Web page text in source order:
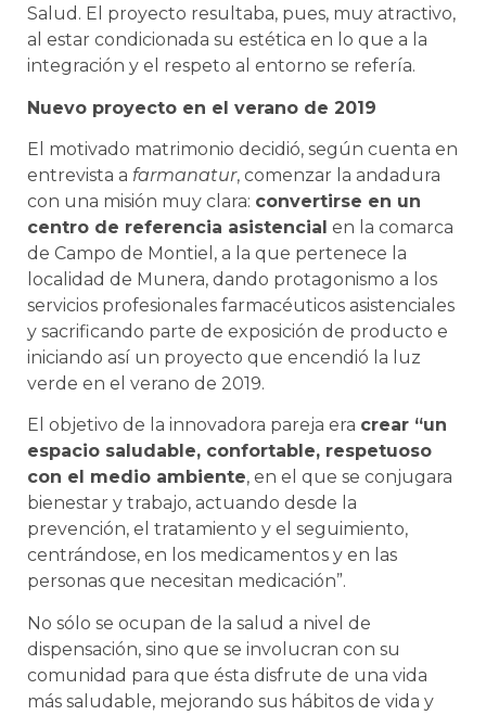
Salud. El proyecto resultaba, pues, muy atractivo,
al estar condicionada su estética en lo que a la
integración y el respeto al entorno se refería.
Nuevo proyecto en el verano de 2019
El motivado matrimonio decidió, según cuenta en
entrevista a farmanatur, comenzar la andadura
con una misión muy clara: convertirse en un
centro de referencia asistencial en la comarca
de Campo de Montiel, a la que pertenece la
localidad de Munera, dando protagonismo a los
servicios profesionales farmacéuticos asistenciales
y sacrificando parte de exposición de producto e
iniciando así un proyecto que encendió la luz
verde en el verano de 2019.
El objetivo de la innovadora pareja era crear “un
espacio saludable, confortable, respetuoso
con el medio ambiente, en el que se conjugara
bienestar y trabajo, actuando desde la
prevención, el tratamiento y el seguimiento,
centrándose, en los medicamentos y en las
personas que necesitan medicación”.
No sólo se ocupan de la salud a nivel de
dispensación, sino que se involucran con su
comunidad para que ésta disfrute de una vida
más saludable, mejorando sus hábitos de vida y